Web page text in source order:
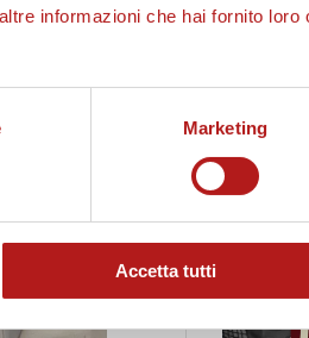
informazioni che hai fornito loro
Marketing
Accetta tutti